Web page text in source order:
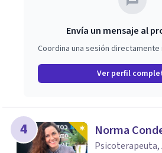
Envía un mensaje al
Coordina una sesión
Ver perfil
4 Norma
Psicoterapeuta,